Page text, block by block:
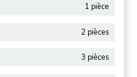
1 pièce
2 pièces
3 pièces